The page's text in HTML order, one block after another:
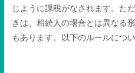
じように課税がなされます。た
きは、相続人の場合とは異なる
もあります。以下のルールにつ